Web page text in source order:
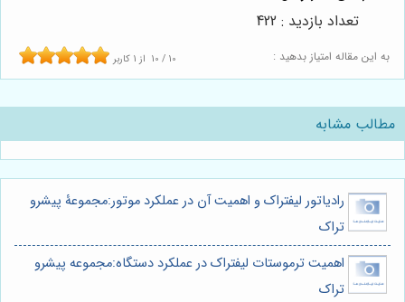
به این مقاله امتیاز بدهید : 10 / 10 از 1 کاربر
تعداد بازدید : 422
مطالب مشابه
رادیاتور لیفتراک و اهمیت آن در عملکرد موتور:مجموعۀ پیشرو
تراک
اهمیت ترموستات لیفتراک در عملکرد دستگاه:مجموعه پیشرو
تراک